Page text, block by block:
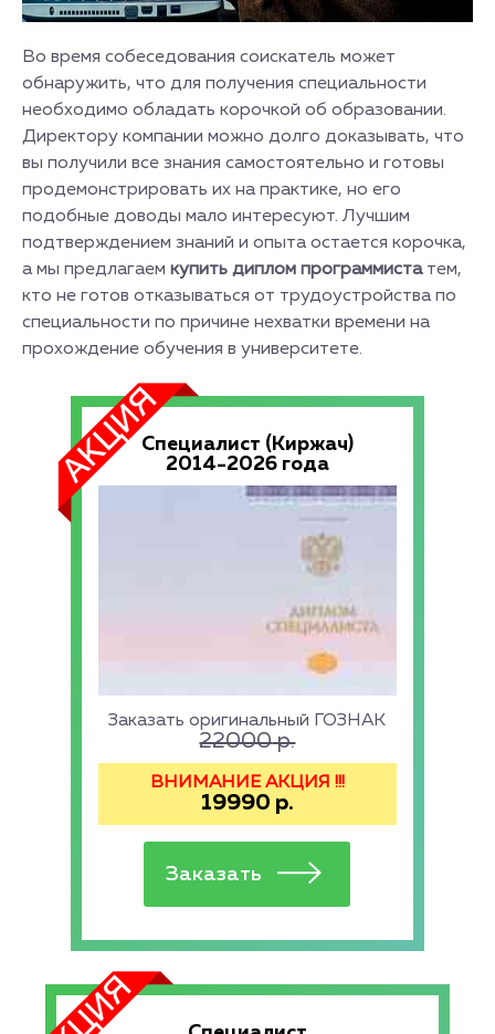
Во время собеседования соискатель может
обнаружить, что для получения специальности
необходимо обладать корочкой об образовании.
Директору компании можно долго доказывать, что
вы получили все знания самостоятельно и готовы
продемонстрировать их на практике, но его
подобные доводы мало интересуют. Лучшим
подтверждением знаний и опыта остается корочка,
а мы предлагаем купить диплом программиста тем,
кто не готов отказываться от трудоустройства по
специальности по причине нехватки времени на
прохождение обучения в университете.
Специалист (Киржач)
2014-2026 года
Заказать оригинальный ГОЗНАК
22000р.
ВНИМАНИЕ АКЦИЯ !!!
19990 р.